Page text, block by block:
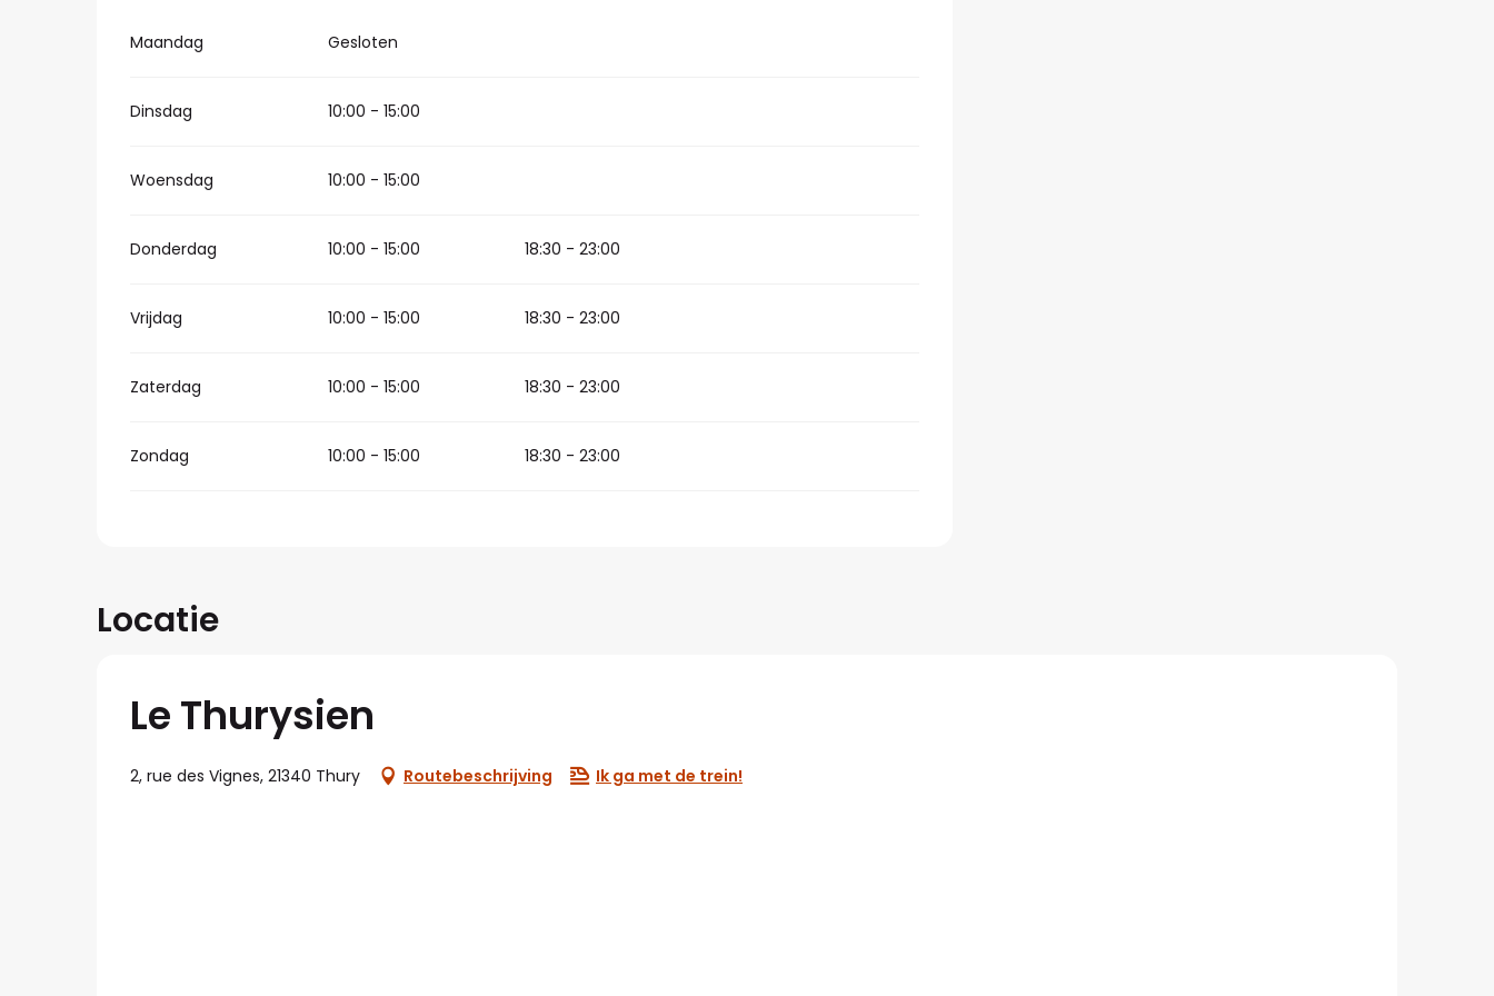
Maandag Gesloten
Dinsdag 10:00 - 15:00
Woensdag 10:00 - 15:00
Donderdag 10:00 - 15:00 18:30 - 23:00
Vrijdag 10:00 - 15:00 18:30 - 23:00
Zaterdag 10:00 - 15:00 18:30 - 23:00
Zondag 10:00 - 15:00 18:30 - 23:00
Locatie
Le Thurysien
2, rue des Vignes, 21340 Thury Routebeschrijving Ik ga met de trein!